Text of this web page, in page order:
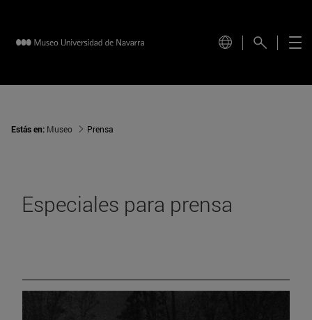
Estás en: Museo Prensa
Especiales para prensa